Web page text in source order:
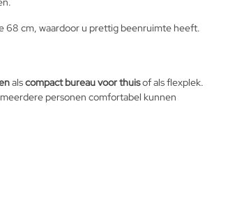
68 cm, waardoor u prettig beenruimte heeft.
alscompact bureau voor thuisof als flexplek.
personen comfortabel kunnen